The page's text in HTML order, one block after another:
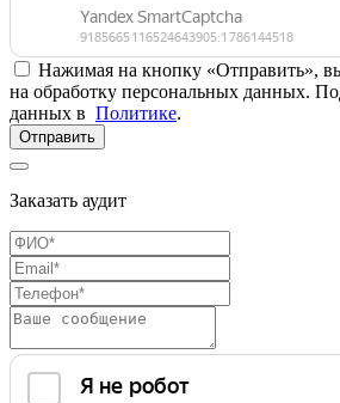
Нажимая на кнопку «Отправить»,
на обработку персональных данных.
данных в Политике.
Отправить
Заказать аудит